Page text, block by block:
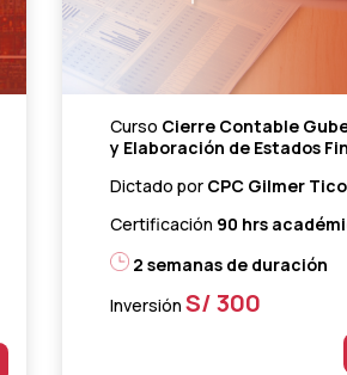
Curso Cierre Contable
y Elaboración de Estados
Dictado por CPC Gilmer
Certificación 90 hrs
2 semanas de duración
InversiónS/ 300